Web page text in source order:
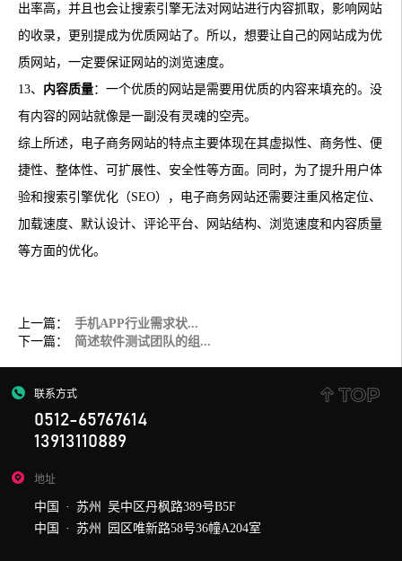
出率高，并且也会让搜索引擎无法对网站进行内容抓取，影响网站
的收录，更别提成为优质网站了。所以，想要让自己的网站成为优
质网站，一定要保证网站的浏览速度。
13、 内容质量：一个优质的网站是需要用优质的内容来填充的。没
有内容的网站就像是一副没有灵魂的空壳。
综上所述，电子商务网站的特点主要体现在其虚拟性、商务性、便
捷性、整体性、可扩展性、安全性等方面。同时，为了提升用户体
验和搜索引擎优化（SEO），电子商务网站还需要注重风格定位、
加载速度、默认设计、评论平台、网站结构、浏览速度和内容质量
等方面的优化。
上一篇：
手机APP行业需求状...
下一篇：
简述软件测试团队的组...
联系方式
0512-65767614
13913110889
地址
中国 · 苏州 吴中区丹枫路389号B5F
中国 · 苏州 园区唯新路58号36幢A204室